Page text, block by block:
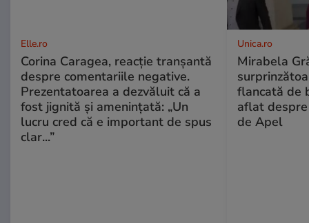
Elle.ro
Corina Caragea, reacție tranșantă
despre comentariile negative.
Prezentatoarea a dezvăluit că a
fost jignită și amenințată: „Un
lucru cred că e important de spus
clar...”
Unica.ro
Mirabela
flancată de
aflat
de Apel